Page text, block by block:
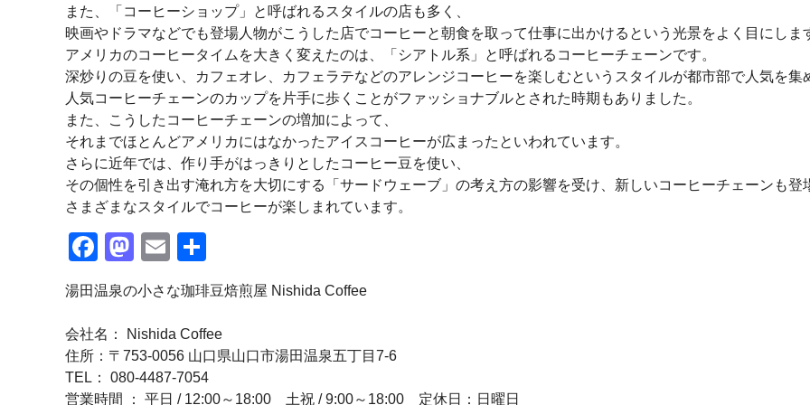
また、「コーヒーショップ」と呼ばれるスタイルの店も多く、
映画やドラマなどでも登場人物がこうした店でコーヒーと朝食を取って仕事に出かけるという光景をよく目にしま
アメリカのコーヒータイムを大きく変えたのは、「シアトル系」と呼ばれるコーヒーチェーンです。
深炒りの豆を使い、カフェオレ、カフェラテなどのアレンジコーヒーを楽しむというスタイルが都市部で人気を集
人気コーヒーチェーンのカップを片手に歩くことがファッショナブルとされた時期もありました。
また、こうしたコーヒーチェーンの増加によって、
それまでほとんどアメリカにはなかったアイスコーヒーが広まったといわれています。
さらに近年では、作り手がはっきりとしたコーヒー豆を使い、
その個性を引き出す淹れ方を大切にする「サードウェーブ」の考え方の影響を受け、新しいコーヒーチェーンも登
さまざまなスタイルでコーヒーが楽しまれています。
Facebook
Mastodon
Email
有
湯田温泉の小さな珈琲豆焙煎屋 Nishida Coffee
会社名： Nishida Coffee
住所：〒753-0056 山口県山口市湯田温泉五丁目7-6
TEL： 080-4487-7054
営業時間 ： 平日 / 12:00～18:00 土祝 / 9:00～18:00 定休日：日曜日